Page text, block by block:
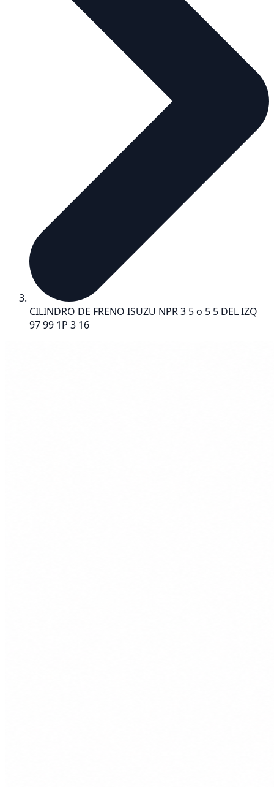
CILINDRO DE FRENO ISUZU NPR 3 5 o 5 5 DEL IZQ
97 99 1P 3 16